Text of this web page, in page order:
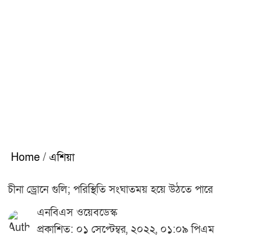
Home / এশিয়া
চীনা ড্রোনে গুলি; পরিস্থিতি সংঘাতময় হয়ে উঠতে পারে
এনবিএস ওয়েবডেস্ক
প্রকাশিত: ০১ সেপ্টেম্বর, ২০২২, ০১:০৯ পিএম